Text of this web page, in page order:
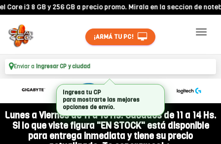
i3 8 GB y 256 GB a precio promo. Mirala en la seccion de
¡ARMÁ TU PC!
Enviar a Ingresar CP y ciudad
Lunes a Viernes de 11 a 19 Hs. Sábados de 11 a 14 Hs.
Si lo que viste figura "EN STOCK" está disponible
para entrega inmediata y tiene su precio
Ingresa tu CP
para mostrarte las mejores
opciones de envío.